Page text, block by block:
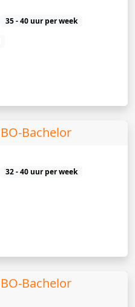
35 - 40 uur per week
Bachelor
32 - 40 uur per week
Bachelor